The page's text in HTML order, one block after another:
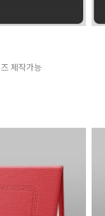
제작가능